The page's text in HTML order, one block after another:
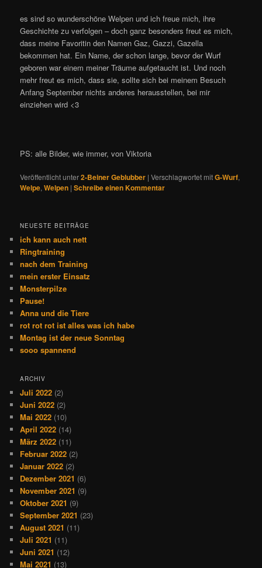
es sind so wunderschöne Welpen und ich freue mich, ihre
Geschichte zu verfolgen – doch ganz besonders freut es mich,
dass meine Favoritin den Namen Gaz, Gazzi, Gazella
bekommen hat. Ein Name, der schon lange, bevor der Wurf
geboren war einem meiner Träume aufgetaucht ist. Und noch
mehr freut es mich, dass sie, sollte sich bei meinem Besuch
Anfang September nichts anderes herausstellen, bei mir
einziehen wird <3
PS: alle Bilder, wie immer, von Viktoria
Veröffentlicht unter2-Beiner Geblubber |Verschlagwortet mitG-Wurf,
Welpe,Welpen |Schreibe einen Kommentar
NEUESTE BEITRÄGE
ich kann auch nett
Ringtraining
nach dem Training
mein erster Einsatz
Monsterpilze
Pause!
Anna und die Tiere
rot rot rot ist alles was ich habe
Montag ist der neue Sonntag
sooo spannend
ARCHIV
Juli 2022 (2)
Juni 2022 (2)
Mai 2022 (10)
April 2022 (14)
März 2022 (11)
Februar 2022 (2)
Januar 2022 (2)
Dezember 2021 (6)
November 2021 (9)
Oktober 2021 (9)
September 2021 (23)
August 2021 (11)
Juli 2021 (11)
Juni 2021 (12)
Mai 2021 (13)